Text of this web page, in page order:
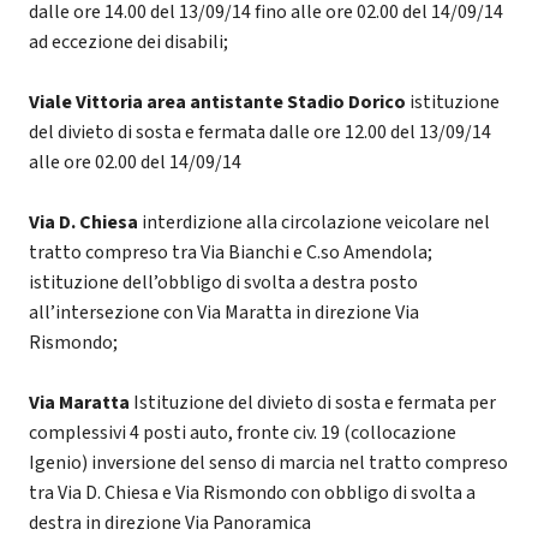
dalle ore 14.00 del 13/09/14 fino alle ore 02.00 del 14/09/14
ad eccezione dei disabili;
Viale Vittoria area antistante Stadio Dorico istituzione
del divieto di sosta e fermata dalle ore 12.00 del 13/09/14
alle ore 02.00 del 14/09/14
Via D. Chiesa interdizione alla circolazione veicolare nel
tratto compreso tra Via Bianchi e C.so Amendola;
istituzione dell’obbligo di svolta a destra posto
all’intersezione con Via Maratta in direzione Via
Rismondo;
Via Maratta Istituzione del divieto di sosta e fermata per
complessivi 4 posti auto, fronte civ. 19 (collocazione
Igenio) inversione del senso di marcia nel tratto compreso
tra Via D. Chiesa e Via Rismondo con obbligo di svolta a
destra in direzione Via Panoramica